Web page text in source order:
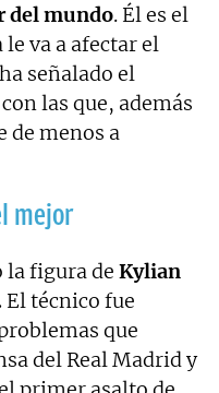
del mundo. Él es el
va a afectar el
señalado el
las que, además
de menos a
mejor
la figura de Kylian
El técnico fue
que
del Real Madrid y